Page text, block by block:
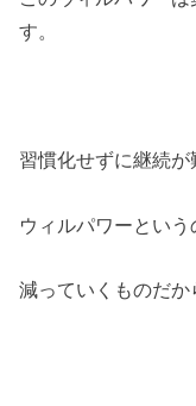
す。
習慣化せずに継続が
ウィルパワーという
減っていくものだか